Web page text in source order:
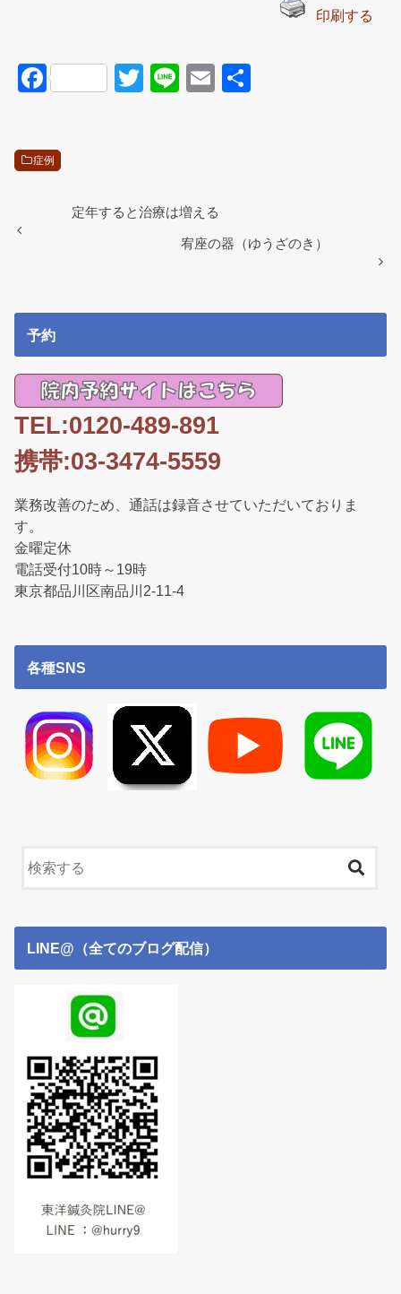
印刷する
F
e
T
Li
E
症例
定年すると治療は増える
宥座の器（ゆうざのき）
予約
TEL:0120-489-891
携帯:03-3474-5559
業務改善のため、通話は録音させていただいておりま
す。
金曜定休
電話受付10時～19時
東京都品川区南品川2-11-4
各種SNS
LINE@（全てのブログ配信）